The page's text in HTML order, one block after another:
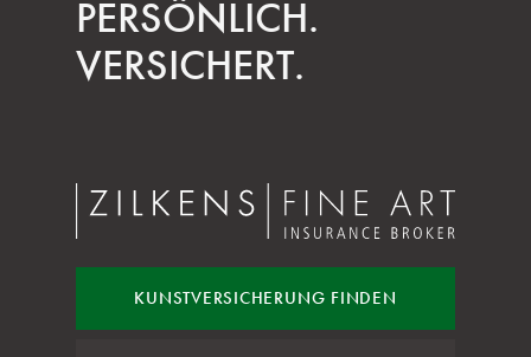
PERSÖNLICH.
VERSICHERT.
KUNSTVERSICHERUNG FINDEN